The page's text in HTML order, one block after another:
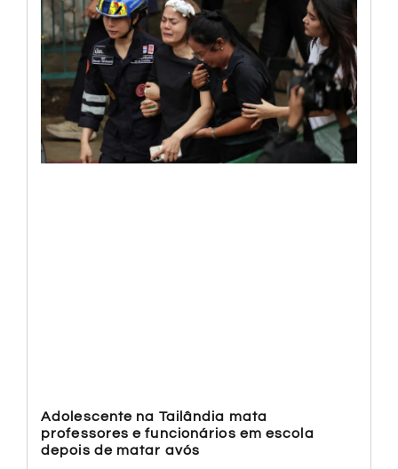
Adolescente na Tailândia mata
professores e funcionários em escola
depois de matar avós